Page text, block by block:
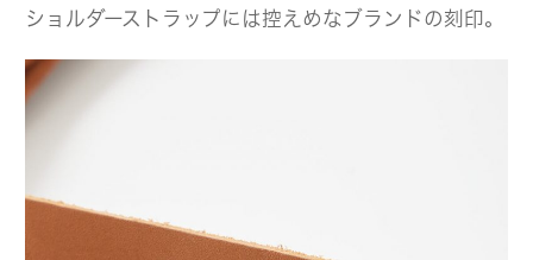
ショルダーストラップには控えめなブランドの刻印。